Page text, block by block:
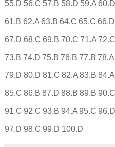
55.D 56.C 57.B 58.D 59.A 60.D
61.B 62.A 63.B 64.C 65.C 66.D
67.D 68.C 69.B 70.C 71.A 72.C
73.B 74.D 75.B 76.B 77.B 78.A
79.D 80.D 81.C 82.A 83.B 84.A
85.C 86.B 87.D 88.B 89.B 90.C
91.C 92.C 93.B 94.A 95.C 96.D
97.D 98.C 99.D 100.D